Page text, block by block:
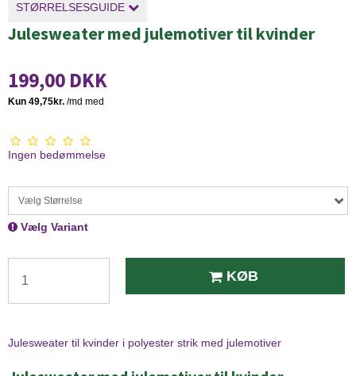
STØRRELSESGUIDE
Julesweater med julemotiver til kvinder
199,00 DKK
Ingen bedømmelse
Vælg Størrelse
Vælg Variant
KØB
Julesweater til kvinder i polyester strik med julemotiver